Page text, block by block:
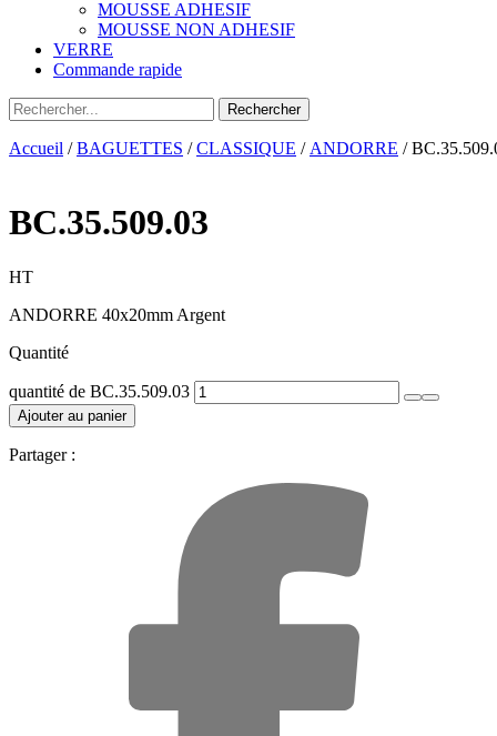
MOUSSE ADHESIF
MOUSSE NON ADHESIF
VERRE
Commande rapide
Accueil /BAGUETTES /CLASSIQUE / ANDORRE /
BC.35.509.03
HT
ANDORRE 40x20mm Argent
Quantité
quantité de BC.35.509.03
Ajouter au panier
Partager :